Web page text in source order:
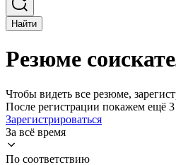
Найти
Резюме
Чтобы видеть все резюме,
После регистрации покажем ещё
Зарегистрироваться
За всё время
По соответствию